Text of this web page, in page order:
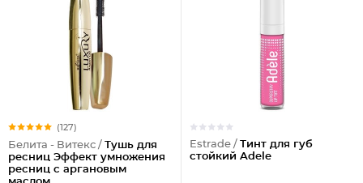
(127)
Белита - Витекс / Тушь для
ресниц Эффект умножения
ресниц с аргановым
Estrade / Тинт для губ
стойкий Adele